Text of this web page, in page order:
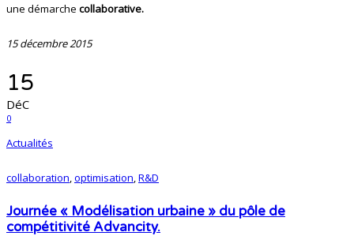
une démarche collaborative.
15 décembre 2015
15
DéC
0
Actualités
collaboration optimisation R&D
Journée « Modélisation urbaine » du pôle de
compétitivité Advancity.